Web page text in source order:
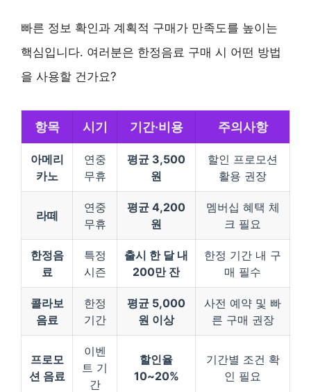
빠른 정보 확인과 계획적 구매가 만족도를 높이는
핵심입니다. 여러분은 한정음료 구매 시 어떤 방법
을 사용할 건가요?
항목 시기 기간·비용 주의사항
아메리
카노
연중
무휴
평균 3,500
원
할인 프로모션
활용 권장
라떼
연중
무휴
평균 4,200
원
멤버십 혜택 체
크 필요
한정음
료
특정
시즌
출시 한 달 내
200만 잔
한정 기간 내 구
매 필수
콜라보
음료
한정
기간
평균 5,000
원 이상
사전 예약 및 빠
른 구매 권장
프로모
션 음료
이벤
트 기
간
할인율
10~20%
기간별 조건 확
인 필요